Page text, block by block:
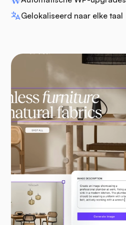
Gelokaliseerd naar elke taal